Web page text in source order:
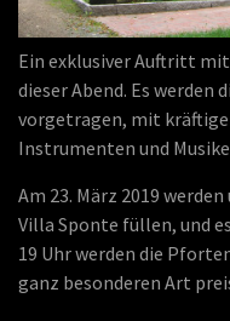
Ein exklusiver Auftritt
dieser Abend. Es werden
vorgetragen, mit
Instrumenten und
Am 23. März 2019
Villa Sponte füllen, und
19 Uhr werden die
ganz besonderen Art